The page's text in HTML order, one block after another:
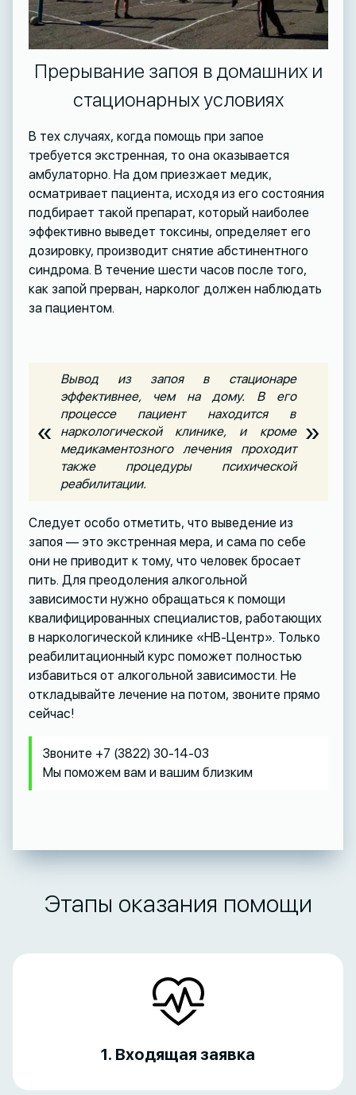
Прерывание запоя в домашних и
стационарных условиях
В тех случаях, когда помощь при запое
требуется экстренная, то она оказывается
амбулаторно. На дом приезжает медик,
осматривает пациента, исходя из его состояния
подбирает такой препарат, который наиболее
эффективно выведет токсины, определяет его
дозировку, производит снятие абстинентного
синдрома. В течение шести часов после того,
как запой прерван, нарколог должен наблюдать
за пациентом.
«
Вывод из запоя в стационаре
эффективнее, чем на дому. В его
процессе пациент находится в
наркологической клинике, и кроме
медикаментозного лечения проходит
также процедуры психической
реабилитации.
»
Следует особо отметить, что выведение из
запоя — это экстренная мера, и сама по себе
они не приводит к тому, что человек бросает
пить. Для преодоления алкогольной
зависимости нужно обращаться к помощи
квалифицированных специалистов, работающих
в наркологической клинике «НВ-Центр». Только
реабилитационный курс поможет полностью
избавиться от алкогольной зависимости. Не
откладывайте лечение на потом, звоните прямо
сейчас!
Звоните +7 (3822) 30-14-03
Мы поможем вам и вашим близким
Этапы оказания помощи
1. Входящая заявка